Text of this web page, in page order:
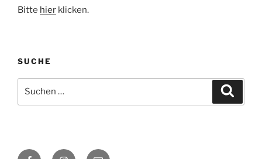
Bitte hier klicken.
SUCHE
nach:
FacebookInstagram
E-